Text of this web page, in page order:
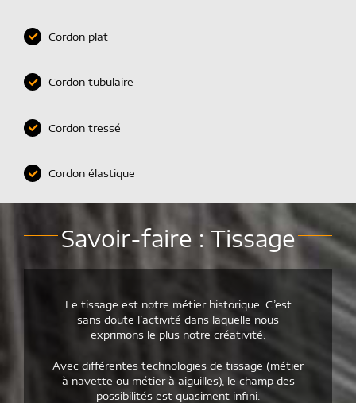
Cordon plat
Cordon tubulaire
Cordon tressé
Cordon élastique
Savoir-faire : Tissage
Le tissage est notre métier historique. C’est
sans doute l’activité dans laquelle nous
exprimons le plus notre créativité.
Avec différentes technologies de tissage (métier
à navette ou métier à aiguilles), le champ des
possibilités est quasiment infini.